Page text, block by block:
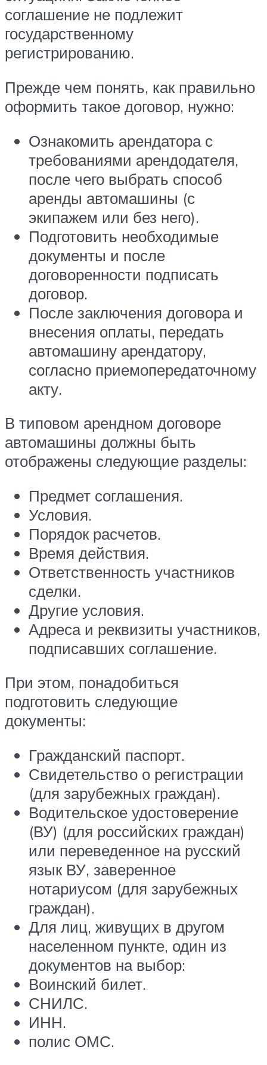
соглашение не подлежит
государственному
регистрированию.
Прежде чем понять, как правильно
оформить такое договор, нужно:
Ознакомить арендатора с
требованиями арендодателя,
после чего выбрать способ
аренды автомашины (с
экипажем или без него).
Подготовить необходимые
документы и после
договоренности подписать
договор.
После заключения договора и
внесения оплаты, передать
автомашину арендатору,
согласно приемопередаточному
акту.
В типовом арендном договоре
автомашины должны быть
отображены следующие разделы:
Предмет соглашения.
Условия.
Порядок расчетов.
Время действия.
Ответственность участников
сделки.
Другие условия.
Адреса и реквизиты участников,
подписавших соглашение.
При этом, понадобиться
подготовить следующие
документы:
Гражданский паспорт.
Свидетельство о регистрации
(для зарубежных граждан).
Водительское удостоверение
(ВУ) (для российских граждан)
или переведенное на русский
язык ВУ, заверенное
нотариусом (для зарубежных
граждан).
Для лиц, живущих в другом
населенном пункте, один из
документов на выбор:
Воинский билет.
СНИЛС.
ИНН.
полис ОМС.